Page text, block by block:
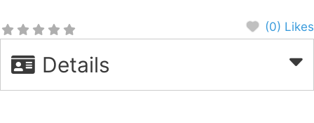
(0) Likes
Details